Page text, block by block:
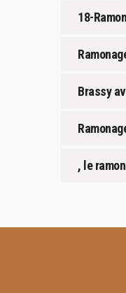
18-
Brassy
, le